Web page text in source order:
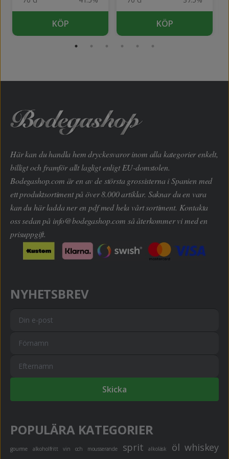
KÖP KÖP
Här kan du handla hem dryckesvaror inom alla kategorier enkelt,
billigt och framför allt lagligt enligt EU-domstolen.
Bodegashop.com är en av de största grossisterna i Spanien med
ett produktsortiment på över 8.000 artiklar. Saknar du en vara
kan du här ladda ner en pdf med hela vårt sortiment. Kontakta
oss sedan på info@bodegashop.com så återkommer vi med en
prisuppgift.
NYHETSBREV
Skicka
POPULÄRA KATEGORIER
gourme alkoholfritt vin och mousserande sprit alkoläsk öl whiskey